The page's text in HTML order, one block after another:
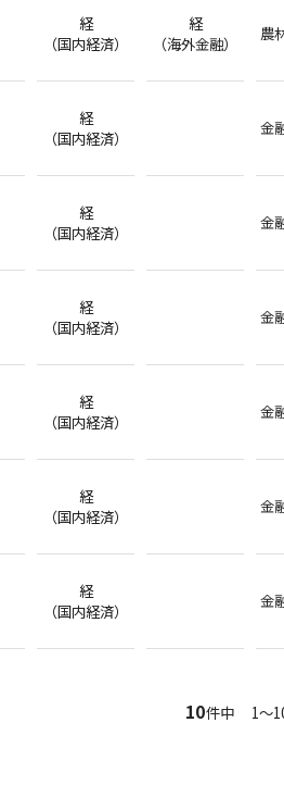
経
（国内経済）
経
（海外金融）
農
経
（国内経済）
金
経
（国内経済）
金
経
（国内経済）
金
経
（国内経済）
金
経
（国内経済）
金
経
（国内経済）
金
10件中 1～